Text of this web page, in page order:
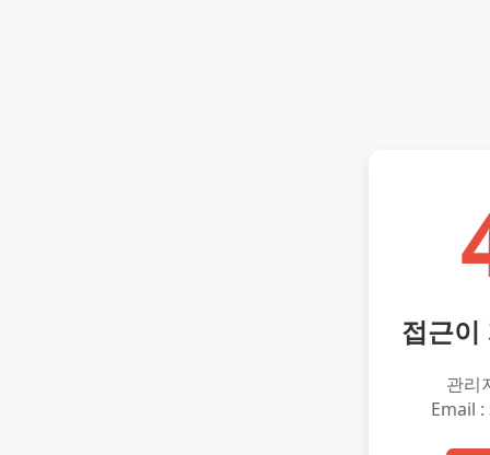
접근이
관리
Email